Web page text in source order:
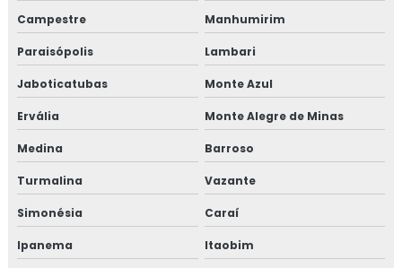
Campestre Manhumirim
Paraisópolis Lambari
Jaboticatubas Monte Azul
Ervália Monte Alegre de Minas
Medina Barroso
Turmalina Vazante
Simonésia Caraí
Ipanema Itaobim